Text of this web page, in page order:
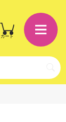
カート